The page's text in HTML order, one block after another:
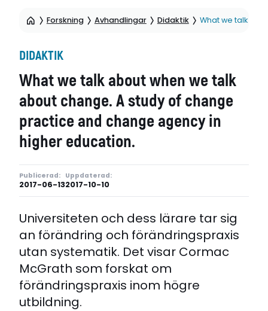
Forskning Avhandlingar Didaktik What we talk
DIDAKTIK
What we talk about when we talk
about change. A study of change
practice and change agency in
higher education.
Publicerad:
2017-06-13
Uppdaterad:
2017-10-10
Universiteten och dess lärare tar sig
an förändring och förändringspraxis
utan systematik. Det visar Cormac
McGrath som forskat om
förändringspraxis inom högre
utbildning.